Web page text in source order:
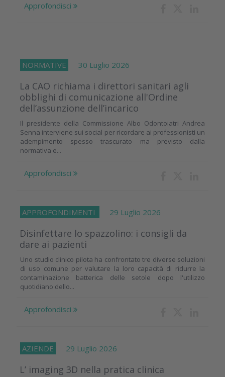
Approfondisci
NORMATIVE 30 Luglio 2026
La CAO richiama i direttori sanitari agli
obblighi di comunicazione all'Ordine
dell’assunzione dell’incarico
Il presidente della Commissione Albo Odontoiatri Andrea
Senna interviene sui social per ricordare ai professionisti un
adempimento spesso trascurato ma previsto dalla
normativa e...
Approfondisci
APPROFONDIMENTI 29 Luglio 2026
Disinfettare lo spazzolino: i consigli da
dare ai pazienti
Uno studio clinico pilota ha confrontato tre diverse soluzioni
di uso comune per valutare la loro capacità di ridurre la
contaminazione batterica delle setole dopo l'utilizzo
quotidiano dello...
Approfondisci
AZIENDE 29 Luglio 2026
L’ imaging 3D nella pratica clinica